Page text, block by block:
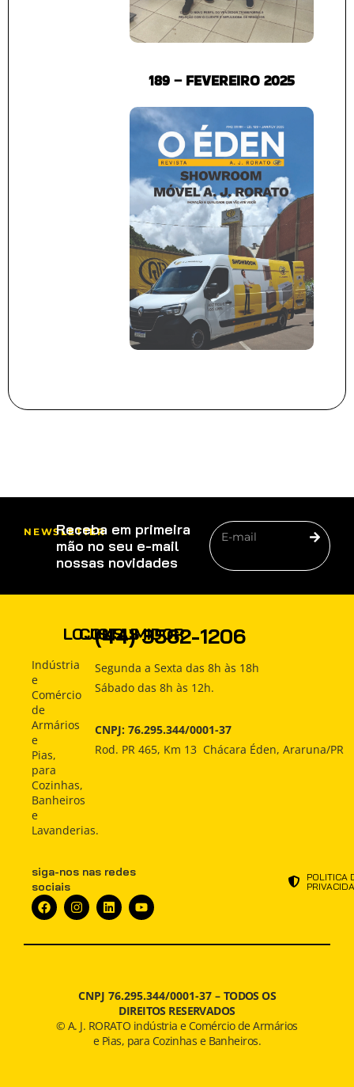
189 – FEVEREIRO 2025
NEWSLETTER
Receba em primeira
mão no seu e-mail
nossas novidades
Indústria
e
Comércio
de
Armários
e
Pias,
para
Cozinhas,
Banheiros
e
Lavanderias.
LOJISTAS
Produtos
Como
Indústria
Notícias
CONSUMIDOR
Produtos
Como
Indústria
Notícias
PRODUTOS
COMO
COMPRAR
ATENDIMENTO
(44) 3562-1206
Segunda a Sexta das 8h às 18h
Sábado das 8h às 12h.
CNPJ: 76.295.344/0001-37
Rod. PR 465, Km 13 Chácara Éden, Araruna/PR
siga-nos nas redes
sociais
POLITICA
CNPJ 76.295.344/0001-37 – TODOS OS
DIREITOS RESERVADOS
© A. J. RORATO indústria e Comércio de Armários
e Pias, para Cozinhas e Banheiros.